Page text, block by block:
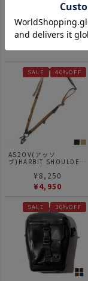
SHOULDER SERIES
305D WATER PROOF
CORDURA
POUCH ポーチ ハビット
BLACK
¥11,000
¥ 6,600
SALE 40%OFF
AS2OV(アッソ
ブ)HARBIT SHOULDER
PROOF CORDURA
HABIT SHOULDER ハビ
ットショルダー ストラッ
プ ハビット
¥ 8,250
¥4,950
SALE 30%OFF